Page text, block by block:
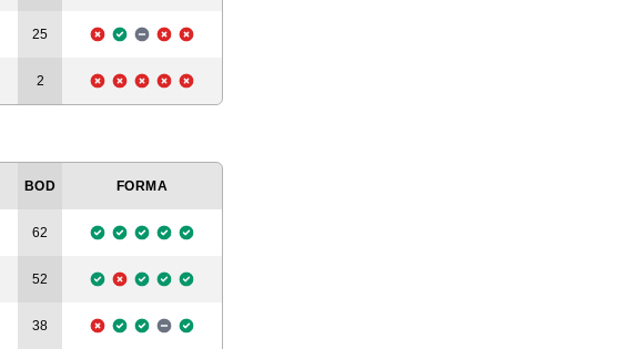
25
2
BOD FORMA
62
52
38